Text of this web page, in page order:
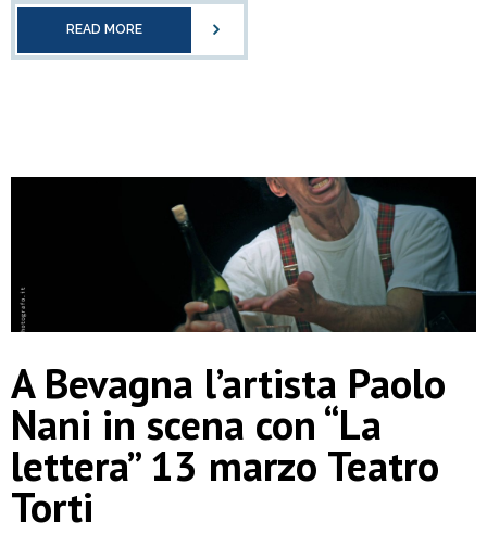
READ MORE
A Bevagna l’artista Paolo
Nani in scena con “La
lettera” 13 marzo Teatro
Torti